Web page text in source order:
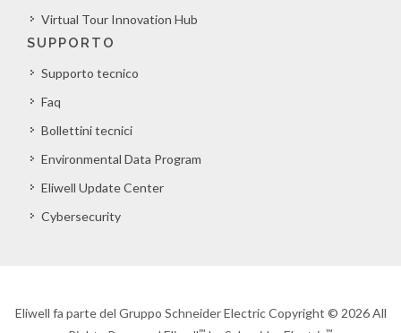
Virtual Tour Innovation Hub
SUPPORTO
Supporto tecnico
Faq
Bollettini tecnici
Environmental Data Program
Eliwell Update Center
Cybersecurity
Eliwell fa parte del Gruppo Schneider Electric Copyright © 2026 All